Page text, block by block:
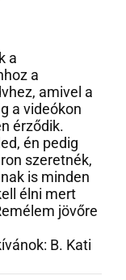
a
a
amivel a
a videókon
érződik.
én pedig
szeretnék,
is minden
élni mert
jövőre
B. Kati